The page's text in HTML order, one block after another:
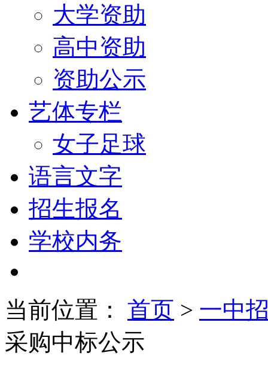
大学资助
高中资助
资助公示
艺体专栏
女子足球
语言文字
招生报名
学校内务
当前位置： 首页 > 一中
采购中标公示